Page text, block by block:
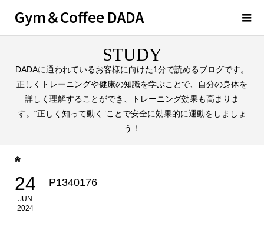
Gym＆Coffee DADA
STUDY
DADAに通われているお客様に向けた1分で読めるブログです。
正しくトレーニングや健康の知識を学ぶことで、自分の身体を
詳しく理解することができ、トレーニング効果も高まりま
す。“正しく知って動く”ことで安全に効果的に運動をしましょ
う！
24
JUN
2024
P1340176